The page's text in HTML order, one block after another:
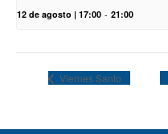
12 de agosto | 17:00 - 21:00
Viernes Santo